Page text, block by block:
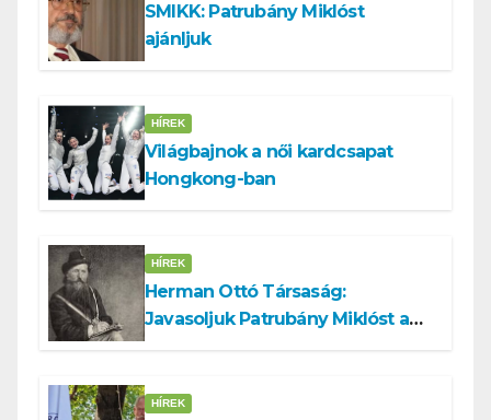
SMIKK: Patrubány Miklóst
ajánljuk
HÍREK
Világbajnok a női kardcsapat
Hongkong-ban
HÍREK
Herman Ottó Társaság:
Javasoljuk Patrubány Miklóst a
HÍREK